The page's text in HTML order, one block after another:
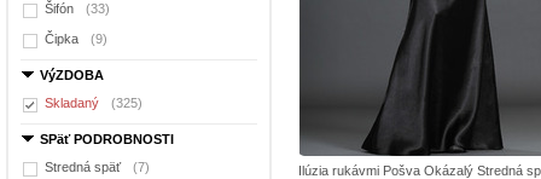
Šifón
(33)
Čipka (9)
VýZDOBA
Skladaný
(325)
SPäť PODROBNOSTI
Stredná späť
(7)
Ilúzia rukávmi Pošva Okázalý Stredná